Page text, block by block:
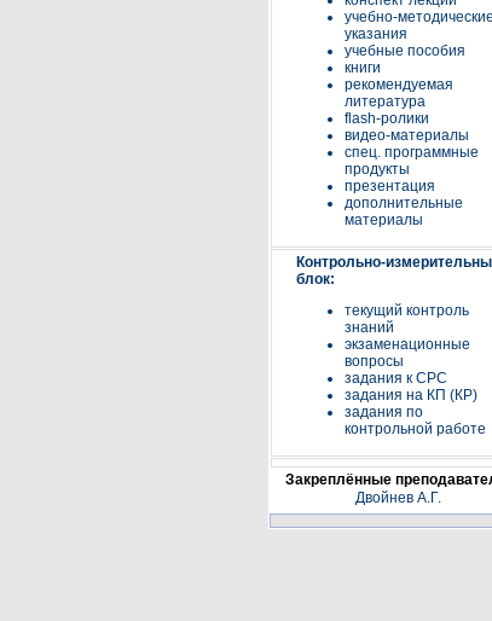
учебно-методические
указания
учебные пособия
книги
рекомендуемая
литература
flash-ролики
видео-материалы
спец. программные
продукты
презентация
дополнительные
материалы
Контрольно-
блок:
текущий контроль
знаний
экзаменационные
вопросы
задания к СРС
задания на КП (КР)
задания по
контрольной работе
Закреплённые
Двойнев А.Г.